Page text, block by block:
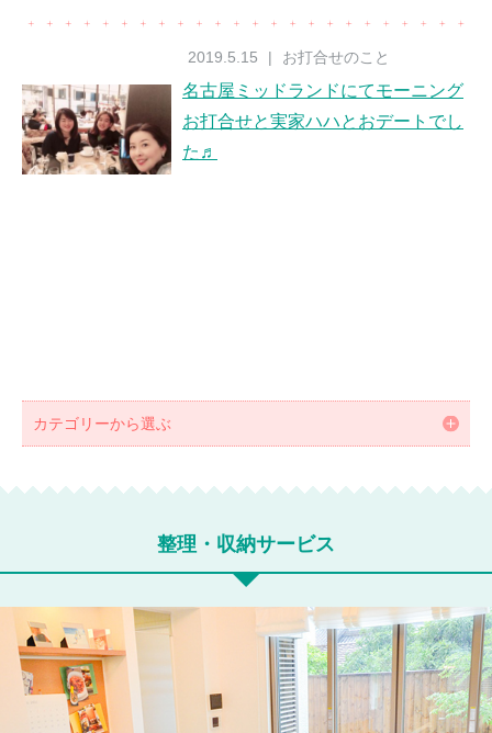
2019.5.15 | お打合せのこと
名古屋ミッドランドにてモーニング
お打合せと実家ハハとおデートでし
た♬
カテゴリーから選ぶ
整理・収納サービス